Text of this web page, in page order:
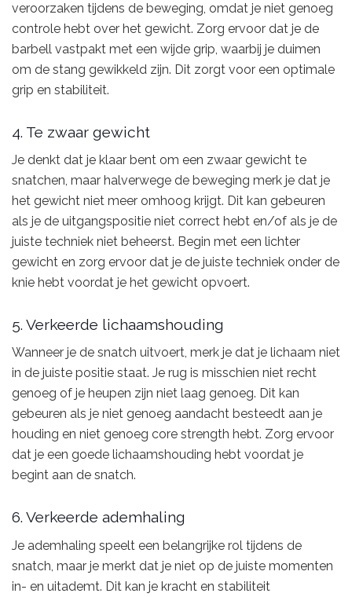
veroorzaken tijdens de beweging, omdat je niet genoeg
controle hebt over het gewicht. Zorg ervoor dat je de
barbell vastpakt met een wijde grip, waarbij je duimen
om de stang gewikkeld zijn. Dit zorgt voor een optimale
grip en stabiliteit.
4. Te zwaar gewicht
Je denkt dat je klaar bent om een zwaar gewicht te
snatchen, maar halverwege de beweging merk je dat je
het gewicht niet meer omhoog krijgt. Dit kan gebeuren
als je de uitgangspositie niet correct hebt en/of als je de
juiste techniek niet beheerst. Begin met een lichter
gewicht en zorg ervoor dat je de juiste techniek onder de
knie hebt voordat je het gewicht opvoert.
5. Verkeerde lichaamshouding
Wanneer je de snatch uitvoert, merk je dat je lichaam niet
in de juiste positie staat. Je rug is misschien niet recht
genoeg of je heupen zijn niet laag genoeg. Dit kan
gebeuren als je niet genoeg aandacht besteedt aan je
houding en niet genoeg core strength hebt. Zorg ervoor
dat je een goede lichaamshouding hebt voordat je
begint aan de snatch.
6. Verkeerde ademhaling
Je ademhaling speelt een belangrijke rol tijdens de
snatch, maar je merkt dat je niet op de juiste momenten
in- en uitademt. Dit kan je kracht en stabiliteit